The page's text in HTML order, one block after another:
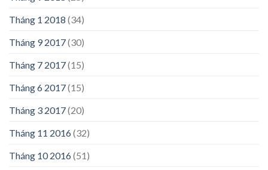
Tháng 1 2018 (34)
Tháng 9 2017(30)
Tháng 7 2017(15)
Tháng 6 2017(15)
Tháng 3 2017(20)
Tháng 11 2016(32)
Tháng 10 2016(51)